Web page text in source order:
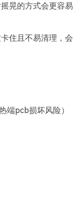
晃的方式会更容易
住且不易清理，会
端pcb损坏风险）